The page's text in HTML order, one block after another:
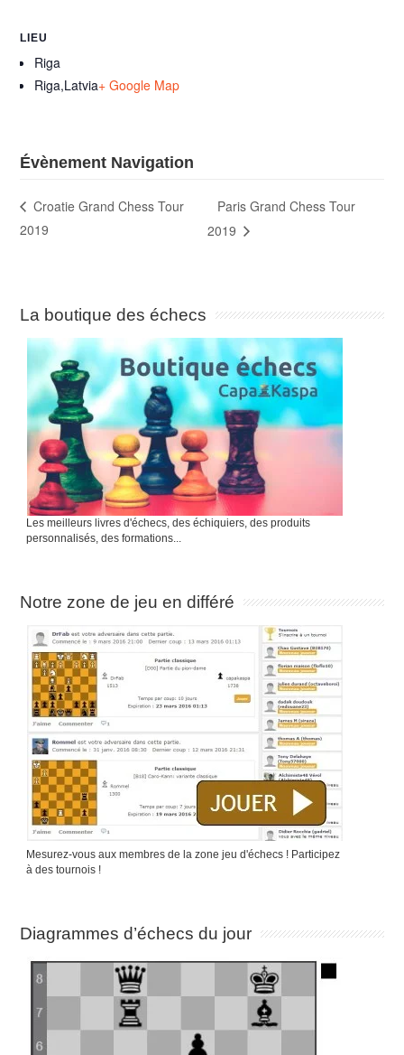
LIEU
Riga
Riga,Latvia+ Google Map
Évènement Navigation
Croatie Grand Chess Tour
2019
Paris Grand Chess Tour
2019
La boutique des échecs
Les meilleurs livres d'échecs, des échiquiers, des produits
personnalisés, des formations...
Notre zone de jeu en différé
Mesurez-vous aux membres de la zone jeu d'échecs ! Participez
à des tournois !
Diagrammes d’échecs du jour